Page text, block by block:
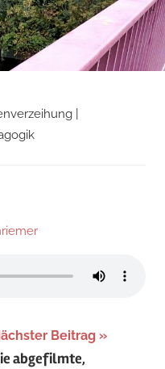
|
Beitrag
abgefilmte,